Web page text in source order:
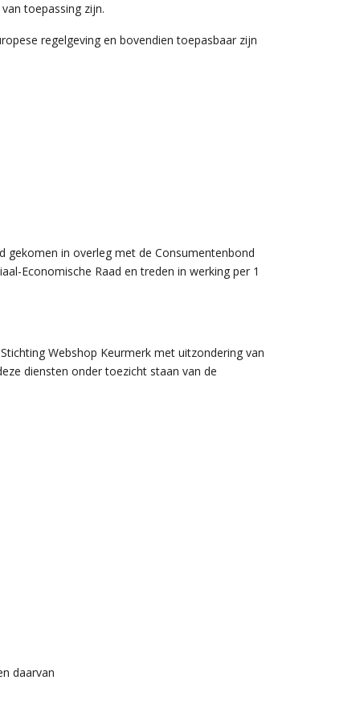
toepassing zijn.
regelgeving en bovendien toepasbaar zijn
gekomen in overleg met de Consumentenbond
Economische Raad en treden in werking per 1
Webshop Keurmerk met uitzondering van
diensten onder toezicht staan van de
daarvan